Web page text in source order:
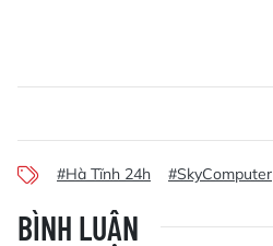
#Hà Tĩnh 24h #SkyComputer
BÌNH LUẬN